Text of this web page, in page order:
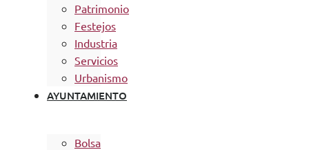
Patrimonio
Festejos
Industria
Servicios
Urbanismo
AYUNTAMIENTO
Bolsa